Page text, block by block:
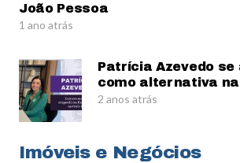
João Pessoa
1 ano atrás
Patrícia Azevedo
como alternativa na
2 anos atrás
Imóveis e Negócios